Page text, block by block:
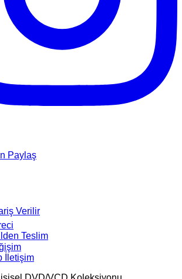
Paylaş
Verilir
Teslim
İletişim